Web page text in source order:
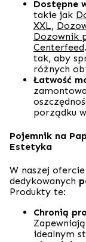
Dostępne
takie jak
XXL,
Dozownik
Centerfeed
tak, aby
różnych
Łatwość
porządku
Pojemnik na
Estetyka
W naszej
dedykowanych
Produkty te:
Chronią
idealnym